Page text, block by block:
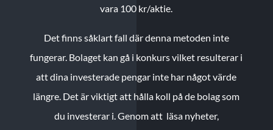
vara 100 kr/aktie.
Det finns såklart fall där denna metoden inte
fungerar. Bolaget kan gå i konkurs vilket resulterar i
att dina investerade pengar inte har något värde
längre. Det är viktigt att hålla koll på de bolag som
du investerar i. Genom att läsa nyheter,